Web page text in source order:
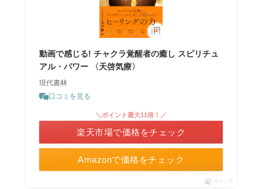
動画で感じる! チャクラ覚醒者の癒し スピリチュ
アル・パワー 〈天啓気療〉
現代書林
口コミを見る
Amazonで価格をチェック
＼ポイント最大11倍！／
楽天市場で価格をチェック
ポチップ